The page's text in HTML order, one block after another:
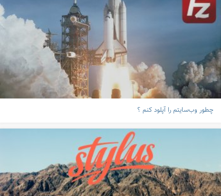
چطور وب‌سایتم را آپلود کنم ؟